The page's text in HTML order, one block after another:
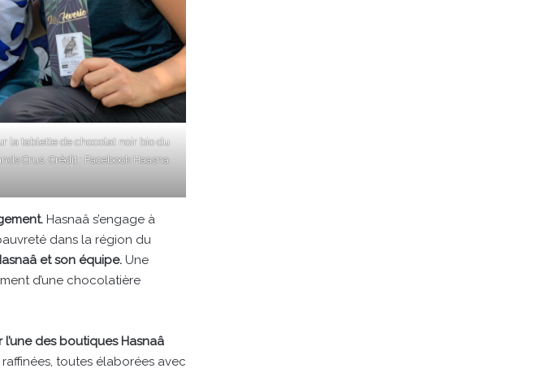
la tablette de chocolat noir bio du
Crus. Crédit : Facebook Haasna
Hasnaâ s’engage à
dans la région du
et son équipe. Une
d’une chocolatière
des boutiques Hasnaâ
toutes élaborées avec